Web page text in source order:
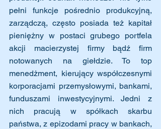
pełni funkcje pośrednio produkcyjną,
zarządczą, często posiada też kapitał
pieniężny w postaci grubego portfela
akcji macierzystej firmy bądź firm
notowanych na giełdzie. To top
menedżment, kierujący współczesnymi
korporacjami przemysłowymi, bankami,
funduszami inwestycyjnymi. Jedni z
nich pracują w spółkach skarbu
państwa, z epizodami pracy w bankach,